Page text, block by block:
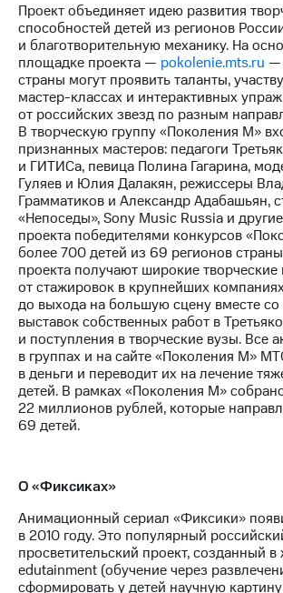
Проект объединяет идею развития
способностей детей из регионов
и благотворительную механику. На
площадке проекта — pokolenie.mts.ru —
страны могут проявить таланты,
мастер-классах и интерактивных
от российских звезд по разным
В творческую группу «Поколения М»
признанных мастеров: педагоги
и ГИТИСа, певица Полина Гагарина,
Гуляев и Юлия Далакян, режиссеры
Грамматиков и Александр Адабашьян,
«Непоседы», Sony Music Russia и
проекта победителями конкурсов
более 700 детей из 69 регионов
проекта получают широкие
от стажировок в крупнейших
до выхода на большую сцену вместе со
выставок собственных работ в
и поступления в творческие вузы. Все
в группах и на сайте «Поколения М»
в деньги и переводит их на лечение
детей. В рамках «Поколения М»
22 миллионов рублей, которые
69 детей.
О «Фиксиках»
Анимационный сериал «Фиксики»
в 2010 году. Это популярный
просветительский проект, созданный
edutainment (обучение через
сформировать у детей научную